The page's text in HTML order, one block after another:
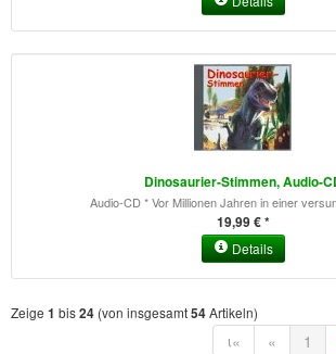
Dinosaurier-Stimmen, Audio-
Audio-CD * Vor Millionen Jahren in einer
19,99 € *
Details
Zeige 1 bis24 (von insgesamt54Artikeln)
ι« « 1